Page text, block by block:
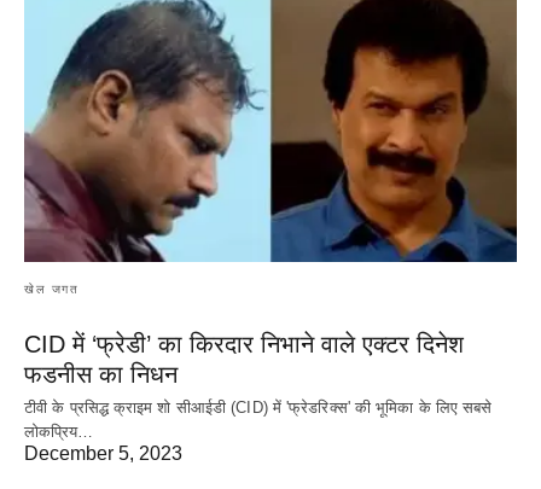
खेल जगत
CID में ‘फ्रेडी’ का किरदार निभाने वाले एक्टर दिनेश
फडनीस का निधन
टीवी के प्रसिद्ध क्राइम शो सीआईडी (CID) में 'फ्रेडरिक्स' की भूमिका के लिए सबसे
लोकप्रिय…
December 5, 2023